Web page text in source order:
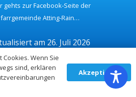
gehts zur Facebook-Seite der
Atting-Rain…
am 26. Juli 2026
Wenn Sie
sind, erklären
Akzeptieren